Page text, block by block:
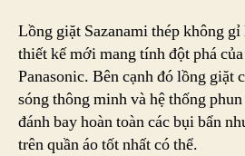
Lồng giặt Sazanami thép không
thiết kế mới mang tính đột phá
Panasonic. Bên cạnh đó lồng giặt
sóng thông minh và hệ thống
đánh bay hoàn toàn các bụi bẩn
trên quần áo tốt nhất có thể.